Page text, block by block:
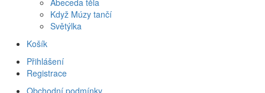
Abeceda těla
Když Múzy tančí
Světýlka
Košík
Přihlášení
Registrace
Obchodní podmínky